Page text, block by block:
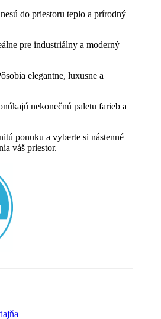
do priestoru teplo a prírodný
pre industriálny a moderný
elegantne, luxusne a
nekonečnú paletu farieb a
ponuku a vyberte si nástenné
váš priestor.